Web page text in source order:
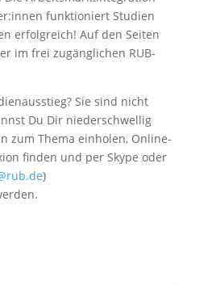
funktioniert Studien
erfolgreich! Auf den Seiten
im frei zugänglichen RUB-
Sie sind nicht
Du Dir niederschwellig
zum Thema einholen, Online-
finden und per Skype oder
)
werden.